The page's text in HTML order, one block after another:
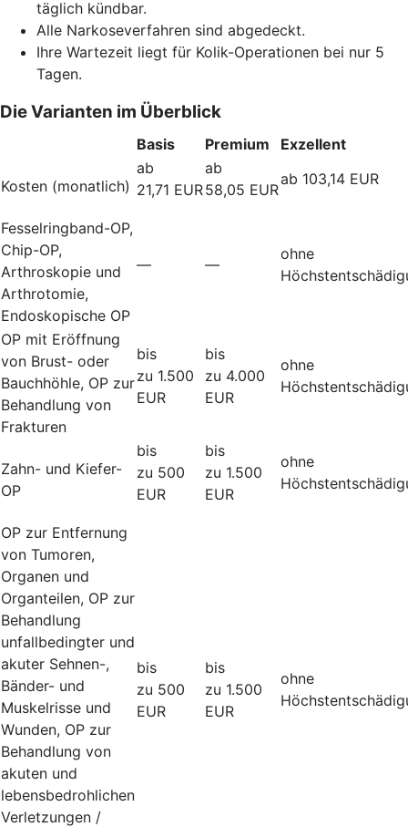
täglich kündbar.
Alle Narkoseverfahren sind abgedeckt.
Ihre Wartezeit liegt für Kolik-Operationen bei nur 5
Tagen.
Die Varianten im Überblick
Basis Premium Exzellent
Kosten (monatlich)
ab
21,71 EUR
ab
58,05 EUR
ab 103,14 EUR
Fesselringband-OP,
Chip-OP,
Arthroskopie und
Arthrotomie,
Endoskopische OP
— —
ohne
OP mit Eröffnung
von Brust- oder
Bauchhöhle, OP zur
Behandlung von
Frakturen
bis
zu 1.500
EUR
bis
zu 4.000
EUR
ohne
Zahn- und Kiefer-
OP
bis
zu 500
EUR
bis
zu 1.500
EUR
ohne
OP zur Entfernung
von Tumoren,
Organen und
Organteilen, OP zur
Behandlung
unfallbedingter und
akuter Sehnen-,
Bänder- und
Muskelrisse und
Wunden, OP zur
Behandlung von
akuten und
lebensbedrohlichen
Verletzungen /
bis
zu 500
EUR
bis
zu 1.500
EUR
ohne